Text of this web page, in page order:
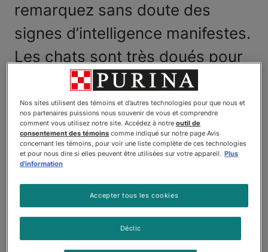
remarquez sans doute des
signes d’intelligence manifestes.
Les chats sont très doués pour
nous rappeler qu’il est l’heure
des repas et pour nous éviter
lorsqu’ils nous voient sortir leur
cage de transport. Nous
semblons souvent prévisibles
aux yeux des chats, alors qu’eux
sont toujours enveloppés de
mystère pour nous. Bien que les
Nos sites utilisent des témoins et d’autres technologies pour que nous et
nos partenaires puissions nous souvenir de vous et comprendre
comment vous utilisez notre site. Accédez à notreoutil de
consentement des témoins comme indiqué sur notre page Avis
concernant les témoins, pour voir une liste complète de ces technologies
et pour nous dire si elles peuvent être utilisées sur votre appareil. Plus
d'information
Déclic
Accepter tous les cookies